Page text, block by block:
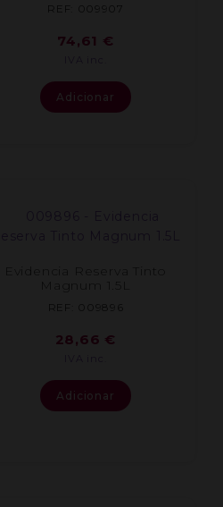
REF: 009907
74,61 €
Adicionar
Evidencia Reserva Tinto
Magnum 1.5L
REF: 009896
28,66 €
Adicionar